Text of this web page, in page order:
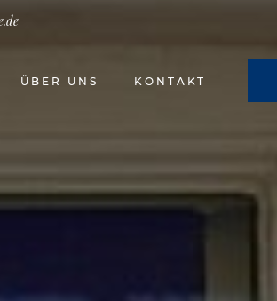
ÜBER UNS KONTAKT